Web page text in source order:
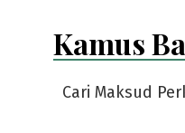
Kamus
Cari Maksud